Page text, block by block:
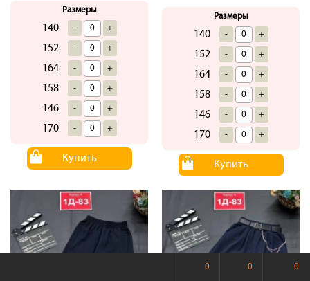
Размеры
140 - +
152 - +
164 - +
158 - +
146 - +
170 - +
Купить
Размеры
140 - +
152 - +
164 - +
158 - +
146 - +
170 - +
Купить
0 0 0